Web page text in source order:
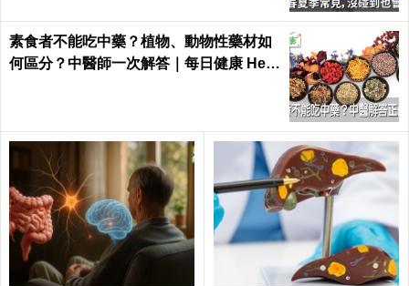
素食者不能吃中藥？植物、動物性藥材如
何區分？中醫師一次解答｜每日健康 Heal